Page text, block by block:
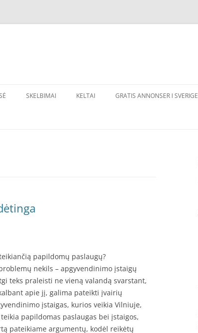
SKELBIMAI KELTAI GRATIS ANNONSER I SVERIGE
papildomų paslaugų?
nekils – apgyvendinimo įstaigų
teks praleisti ne vieną valandą svarstant,
apie jį, galima pateikti įvairių
įstaigas, kurios veikia Vilniuje,
papildomas paslaugas bei įstaigos,
pateikiame argumentų, kodėl reikėtų